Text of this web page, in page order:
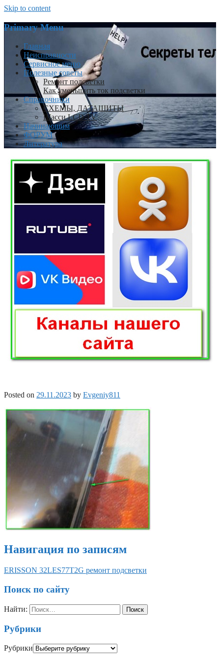
Skip to content
Primary Menu
Главная
Неисправности
Сервисное меню
Полезные советы
Ремонт подсветки
Как уменьшить ток подсветки
Справочники
СХЕМЫ, ДАТАШИТЫ
Шасси LCD TV
Начинающим
ФОРУМ
Литература
Posted on 29.11.2023 by Evgeniy811
Навигация по записям
ERISSON 32LES77T2G ремонт подсветки
Поиск по сайту
Найти:
Рубрики
Рубрики